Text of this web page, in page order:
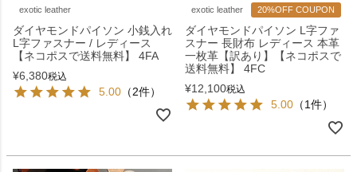
exotic leather
ダイヤモンドパイソン 小銭入れ
L字ファスナー / レディース
【ネコポスで送料無料】 4FA
¥6,380税込
5.00 （2件）
exotic leather 20%OFF COUPON
ダイヤモンドパイソン L字ファ
スナー 長財布 レディース 本革
一枚革【訳あり】【ネコポスで
送料無料】 4FC
¥12,100税込
5.00 （1件）